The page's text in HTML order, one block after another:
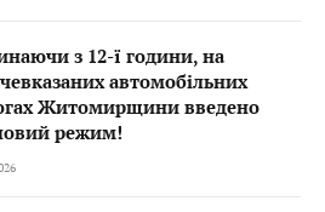
з 12-ї години, на
автомобільних
Житомирщини введено
режим!